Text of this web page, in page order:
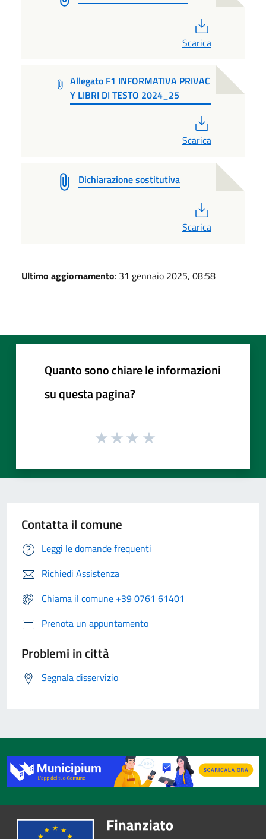
Scarica
Allegato F1 INFORMATIVA PRIVAC
Y LIBRI DI TESTO 2024_25
Scarica
Dichiarazione sostitutiva
Scarica
Ultimo aggiornamento: 31 gennaio 2025, 08:58
Quanto sono chiare le informazioni
su questa pagina?
Contatta il comune
Leggi le domande frequenti
Richiedi Assistenza
Chiama il comune +39 0761 61401
Prenota un appuntamento
Problemi in città
Segnala disservizio